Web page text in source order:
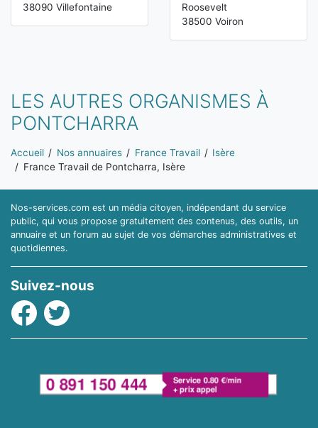
38090 Villefontaine
Roosevelt
38500 Voiron
LES AUTRES ORGANISMES À
PONTCHARRA
Vous êtes ici:
Accueil Nos annuaires France Travail
Isère
France Travail de Pontcharra, Isère
Nos-services.com est un média citoyen, indépendant du service
public, qui vous propose gratuitement des contenus, des outils, un
annuaire et un forum au sujet de vos démarches administratives et
quotidiennes.
Suivez-nous
Facebook
Twitter